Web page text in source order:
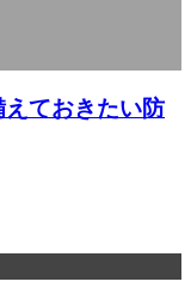
ておきたい防